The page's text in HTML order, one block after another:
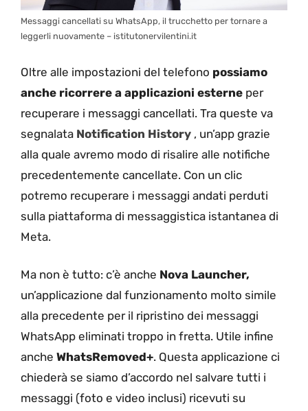
Messaggi cancellati su WhatsApp, il trucchetto per tornare a
leggerli nuovamente – istitutonervilentini.it
Oltre alle impostazioni del telefono possiamo
anche ricorrere a applicazioni esterne per
recuperare i messaggi cancellati. Tra queste va
segnalata Notification History , un’app grazie
alla quale avremo modo di risalire alle notifiche
precedentemente cancellate. Con un clic
potremo recuperare i messaggi andati perduti
sulla piattaforma di messaggistica istantanea di
Meta.
Ma non è tutto: c’è anche Nova Launcher,
un’applicazione dal funzionamento molto simile
alla precedente per il ripristino dei messaggi
WhatsApp eliminati troppo in fretta. Utile infine
anche WhatsRemoved+. Questa applicazione ci
chiederà se siamo d’accordo nel salvare tutti i
messaggi (foto e video inclusi) ricevuti su